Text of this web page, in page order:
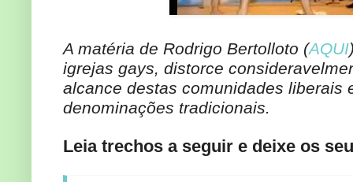
A matéria de Rodrigo Bertolloto (AQUI
igrejas gays, distorce
alcance destas comunidades liberais
denominações tradicionais.
Leia trechos a seguir e deixe os